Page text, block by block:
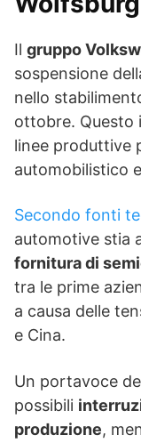
Il gruppo
sospensione
nello
ottobre. Questo
linee produttive
automobilistico
Secondo fonti
automotive stia
fornitura di
tra le prime
a causa delle
e Cina.
Un portavoce
possibili
produzione,